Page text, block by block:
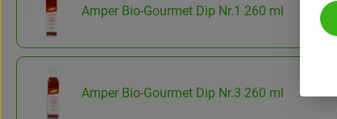
Amper Bio-Gourmet Dip Nr.1 260 ml
Amper Bio-Gourmet Dip Nr.3 260 ml